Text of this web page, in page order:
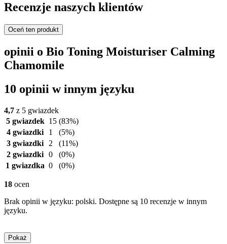
Recenzje naszych klientów
Oceń ten produkt
opinii o Bio Toning Moisturiser Calming
Chamomile
10 opinii w innym języku
4,7 z 5 gwiazdek
5 gwiazdek 15 (83%)
4 gwiazdki
1
(5%)
3 gwiazdki
2
(11%)
2 gwiazdki 0
(0%)
1 gwiazdka 0 (0%)
18 ocen
Brak opinii w języku: polski. Dostępne są 10 recenzje w innym
języku.
Pokaż